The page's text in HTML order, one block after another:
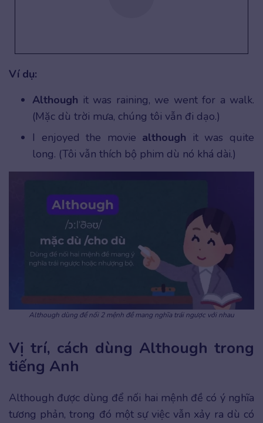
Ví dụ:
Although it was raining, we went for a walk.
(Mặc dù trời mưa, chúng tôi vẫn đi dạo.)
I enjoyed the movie although it was quite
long. (Tôi vẫn thích bộ phim dù nó khá dài.)
Although dùng để nối 2 mệnh đề mang nghĩa trái ngược với nhau
Vị trí, cách dùng Although trong
tiếng Anh
Although được dùng để nối hai mệnh đề có ý nghĩa
tương phản, trong đó một sự việc vẫn xảy ra dù có